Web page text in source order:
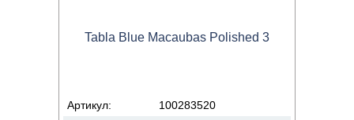
Tabla Blue Macaubas Polished 3
Артикул:
100283520